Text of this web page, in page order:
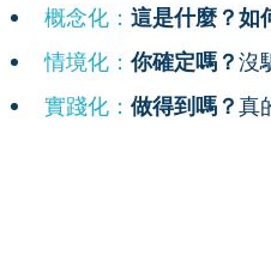
概念化： 這是什麼？如
情境化：你確定嗎？沒
實踐化： 做得到嗎？真